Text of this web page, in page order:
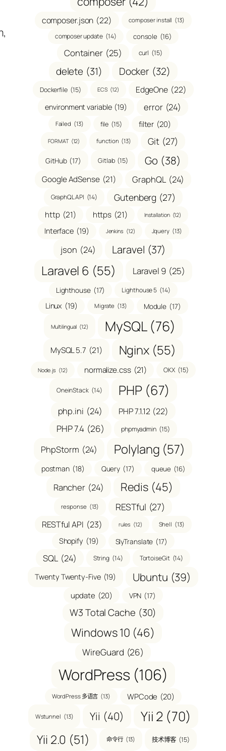
composer.json (22) composer install (13)
composer update (14) console (16)
Container (25) curl (15)
delete (31) Docker (32)
Dockerfile (15) ECS (12) EdgeOne (22)
environment variable (19) error (24)
Failed (13) file (15) filter (20)
FORMAT (12) function (13) Git (27)
GitHub (17) Gitlab (15) Go (38)
Google AdSense (21) GraphQL (24)
GraphQL API (14) Gutenberg (27)
http (21) https (21) Installation (12)
Interface (19) Jenkins (12) Jquery (13)
json (24) Laravel (37)
Laravel 6 (55) Laravel 9 (25)
Lighthouse (17) Lighthouse 5 (14)
Linux (19) Migrate (13) Module (17)
Multilingual (12) MySQL (76)
MySQL 5.7 (21) Nginx (55)
Node.js (12) normalize.css (21) OKX (15)
OneinStack (14) PHP (67)
php.ini (24) PHP 7.1.12 (22)
PHP 7.4 (26) phpmyadmin (15)
PhpStorm (24) Polylang (57)
postman (18) Query (17) queue (16)
Rancher (24) Redis (45)
response (13) RESTful (27)
RESTful API (23) rules (12) Shell (13)
Shopify (19) SlyTranslate (17)
SQL (24) String (14) TortoiseGit (14)
Twenty Twenty-Five (19) Ubuntu (39)
update (20) VPN (17)
W3 Total Cache (30)
Windows 10 (46)
WireGuard (26)
WordPress (106)
WordPress 多语言 (13) WPCode (20)
Wstunnel (13) Yii (40) Yii 2 (70)
Yii 2.0 (51) 命令行 (13) 技术博客 (15)